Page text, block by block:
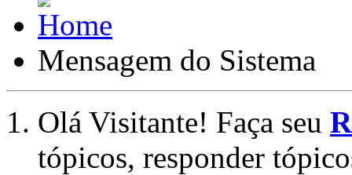
Mensagem do Sistema
Olá Visitante! Faça seu
tópicos, responder